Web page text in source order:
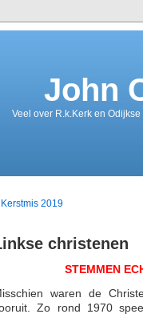
John
Veel over R.k.Kerk en
2019
christenen
STEMMEN
waren de
Zo rond 1970